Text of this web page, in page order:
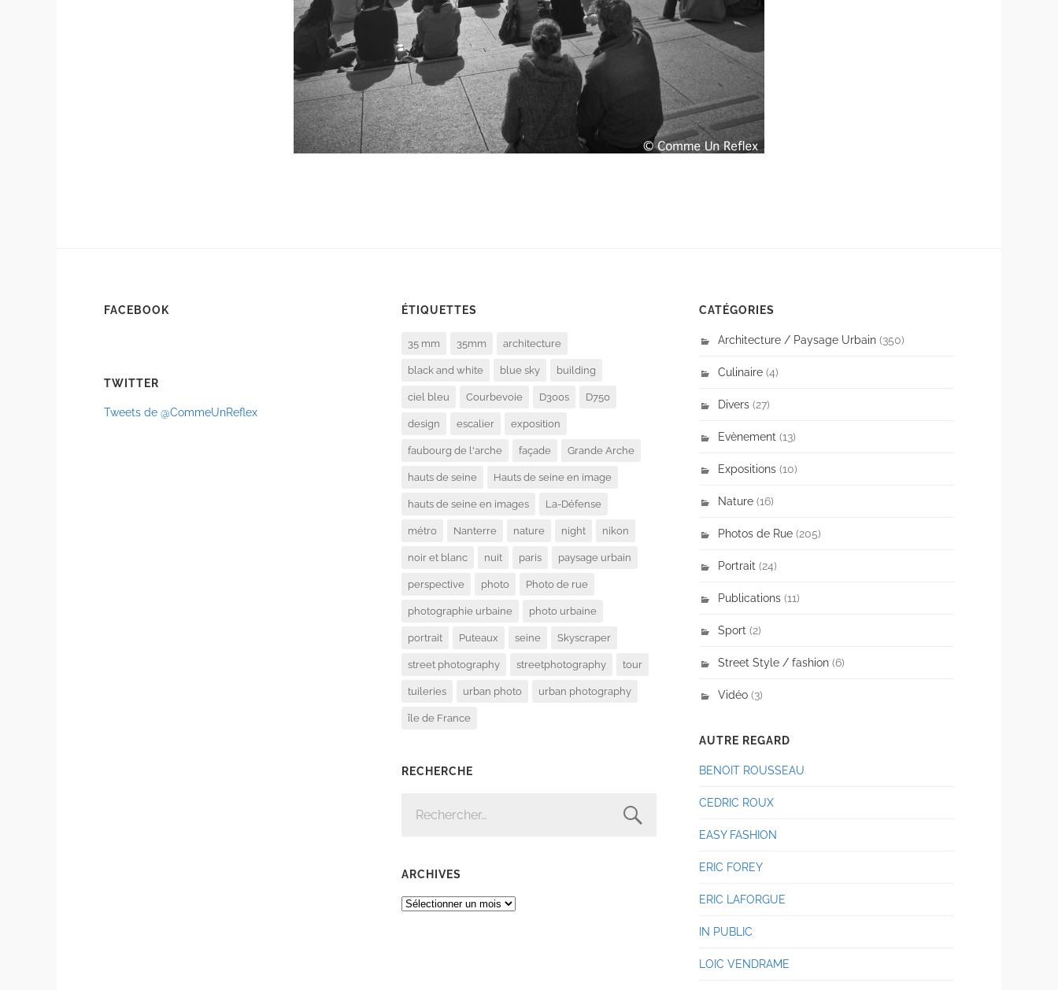
FACEBOOK
TWITTER
Tweets de @CommeUnReflex
ÉTIQUETTES
35 mm 35mm architecture
black and white blue sky building
ciel bleu Courbevoie D300s D750
design escalier exposition
faubourg de l'arche façade Grande Arche
hauts de seine Hauts de seine en image
hauts de seine en images La-Défense
métro Nanterre nature night nikon
noir et blanc nuit paris paysage urbain
perspective photo Photo de rue
photographie urbaine photo urbaine
portrait Puteaux seine Skyscraper
street photography streetphotography tour
tuileries urban photo urban photography
île de France
RECHERCHE
ARCHIVES
ARCHIVES
CATÉGORIES
Architecture / Paysage Urbain (350)
Culinaire (4)
Divers (27)
Evènement (13)
Expositions (10)
Nature (16)
Photos de Rue (205)
Portrait (24)
Publications (11)
Sport (2)
Street Style / fashion (6)
Vidéo (3)
AUTRE REGARD
BENOIT ROUSSEAU
CEDRIC ROUX
EASY FASHION
ERIC FOREY
ERIC LAFORGUE
IN PUBLIC
LOIC VENDRAME